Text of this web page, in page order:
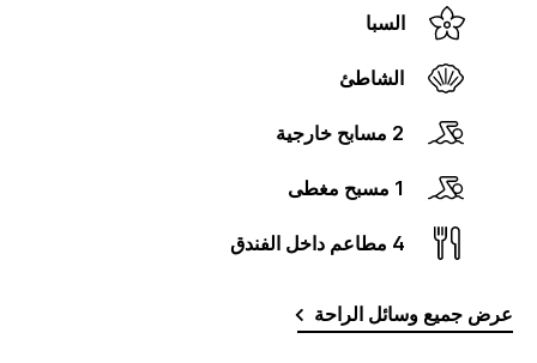
السبا
الشاطئ
2 مسابح خارجية
1 مسبح مغطى
4 مطاعم داخل الفندق
عرض جميع وسائل الراحة